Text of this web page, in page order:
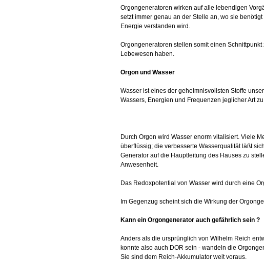
Orgongeneratoren wirken auf alle lebendigen
setzt immer genau an der Stelle an, wo sie
Energie verstanden wird.
Orgongeneratoren stellen somit einen
Lebewesen haben.
Orgon und Wasser
Wasser ist eines der geheimnisvollsten Stoffe
Wassers, Energien und Frequenzen jeglicher Art
Durch Orgon wird Wasser enorm vitalisiert. Viele
überflüssig; die verbesserte Wasserqualität läßt
Generator auf die Hauptleitung des Hauses zu
Anwesenheit.
Das Redoxpotential von Wasser wird durch eine
Im Gegenzug scheint sich die Wirkung der
Kann ein Orgongenerator auch gefährlich sein ?
Anders als die ursprünglich von Wilhelm Reich
konnte also auch DOR sein - wandeln die
Sie sind dem Reich-Akkumulator weit voraus.